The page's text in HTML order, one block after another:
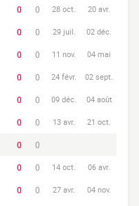
0 0 28 oct. 20 avr.
0 0 29 juil. 02 déc.
0 0 11 nov. 04 mai
0 0 24 févr. 02 sept.
0 0 09 déc. 04 août
0 0 13 avr. 21 oct.
0
0
0 0 14 oct. 06 avr.
0 0 27 avr. 04 nov.